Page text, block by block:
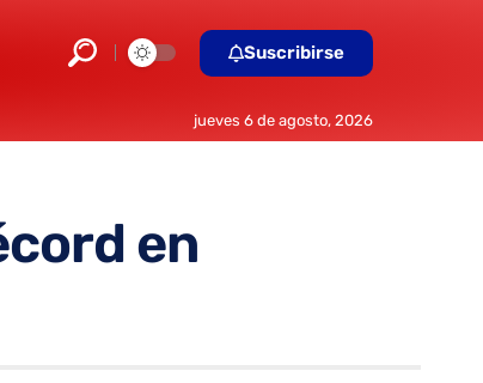
Suscribirse
jueves 6 de agosto, 2026
en